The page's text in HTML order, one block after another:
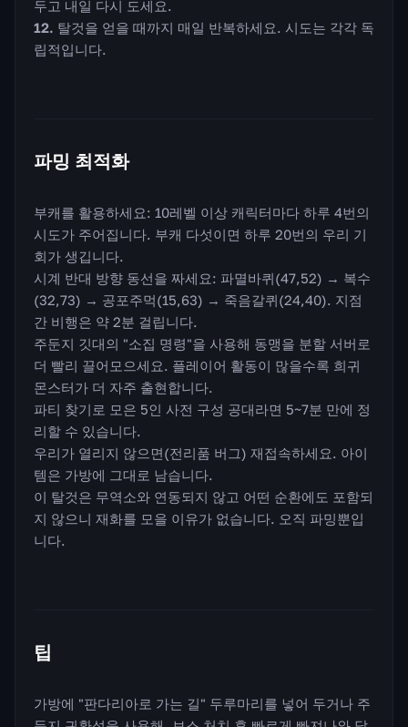
두고 내일 다시 도세요.
탈것을 얻을 때까지 매일 반복하세요. 시도는 각각 독
립적입니다.
파밍 최적화
부캐를 활용하세요: 10레벨 이상 캐릭터마다 하루 4번의
시도가 주어집니다. 부캐 다섯이면 하루 20번의 우리 기
회가 생깁니다.
시계 반대 방향 동선을 짜세요: 파멸바퀴(47,52) → 복수
(32,73) → 공포주먹(15,63) → 죽음갈퀴(24,40). 지점
간 비행은 약 2분 걸립니다.
주둔지 깃대의 "소집 명령"을 사용해 동맹을 분할 서버로
더 빨리 끌어모으세요. 플레이어 활동이 많을수록 희귀
몬스터가 더 자주 출현합니다.
파티 찾기로 모은 5인 사전 구성 공대라면 5~7분 만에 정
리할 수 있습니다.
우리가 열리지 않으면(전리품 버그) 재접속하세요. 아이
템은 가방에 그대로 남습니다.
이 탈것은 무역소와 연동되지 않고 어떤 순환에도 포함되
지 않으니 재화를 모을 이유가 없습니다. 오직 파밍뿐입
니다.
팁
가방에 "판다리아로 가는 길" 두루마리를 넣어 두거나 주